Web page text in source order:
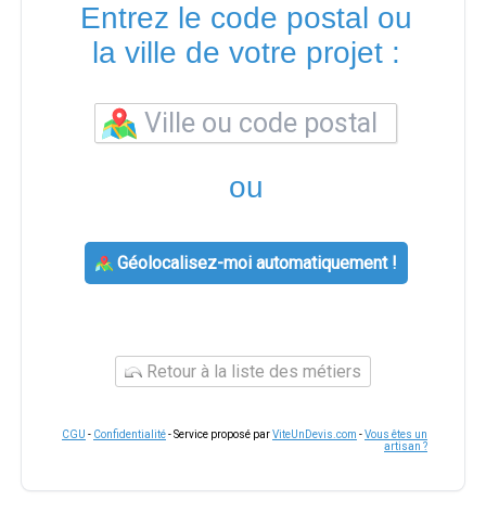
Entrez le code postal ou
la ville de votre projet :
ou
Géolocalisez-moi automatiquement !
Retour à la liste des métiers
CGU - Confidentialité- Service proposé parViteUnDevis.com -Vous êtes un
artisan ?